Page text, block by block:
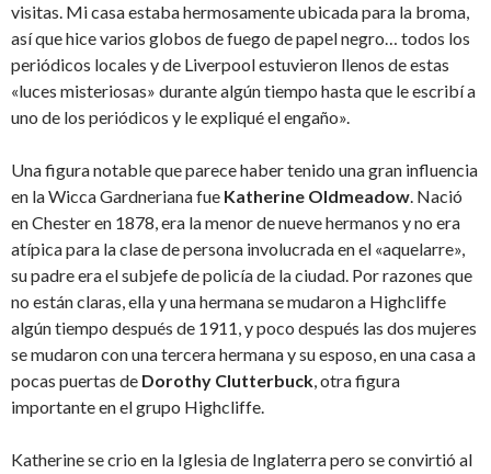
visitas. Mi casa estaba hermosamente ubicada para la broma,
así que hice varios globos de fuego de papel negro… todos los
periódicos locales y de Liverpool estuvieron llenos de estas
«luces misteriosas» durante algún tiempo hasta que le escribí a
uno de los periódicos y le expliqué el engaño».
Una figura notable que parece haber tenido una gran influencia
en la Wicca Gardneriana fue Katherine Oldmeadow. Nació
en Chester en 1878, era la menor de nueve hermanos y no era
atípica para la clase de persona involucrada en el «aquelarre»,
su padre era el subjefe de policía de la ciudad. Por razones que
no están claras, ella y una hermana se mudaron a Highcliffe
algún tiempo después de 1911, y poco después las dos mujeres
se mudaron con una tercera hermana y su esposo, en una casa a
pocas puertas de Dorothy Clutterbuck, otra figura
importante en el grupo Highcliffe.
Katherine se crio en la Iglesia de Inglaterra pero se convirtió al